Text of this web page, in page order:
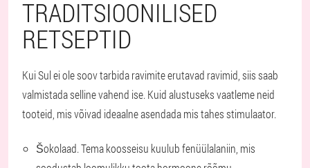
TRADITSIOONILISED
RETSEPTID
Kui Sul ei ole soov tarbida ravimite erutavad ravimid, siis saab
valmistada selline vahend ise. Kuid alustuseks vaatleme neid
tooteid, mis võivad ideaalne asendada mis tahes stimulaator.
Šokolaad. Tema koosseisu kuulub fenüülalaniin, mis